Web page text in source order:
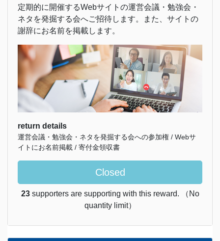
定期的に開催するWebサイトの運営会議・勉強会・
ネタを発掘する会へご招待します。また、サイトの
謝辞にお名前を掲載します。
return details
運営会議・勉強会・ネタを発掘する会への参加権 / Webサ
イトにお名前掲載 / 寄付金領収書
Closed
23supporters are supporting with this reward. （No
quantity limit）